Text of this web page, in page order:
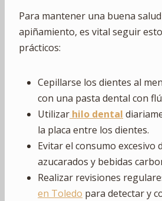
Para mantener una buena
apiñamiento, es vital seguir
prácticos:
Cepillarse los dientes al
con una pasta dental con
Utilizar hilo dental
la placa entre los dientes.
Evitar el consumo excesivo
azucarados y bebidas
Realizar revisiones
en Toledo para detectar y